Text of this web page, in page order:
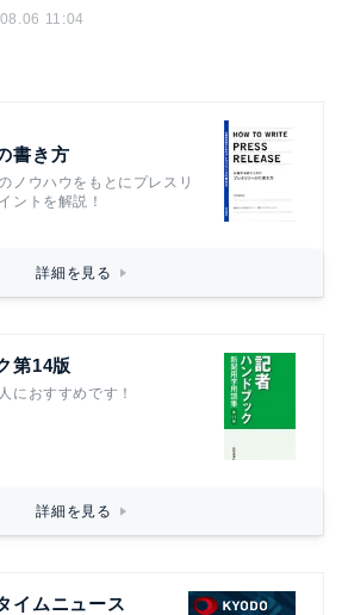
11:04
書き方
ノウハウをもとにプレスリ
ントを解説！
詳細を見る
第14版
におすすめです！
詳細を見る
イムニュース